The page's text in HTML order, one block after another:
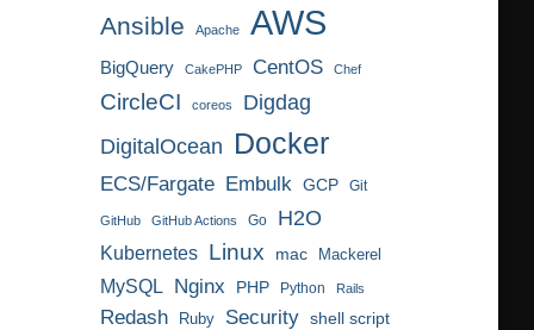
Ansible Apache AWS
BigQuery CakePHP CentOS Chef
CircleCI coreos
Digdag
DigitalOcean Docker
ECS/Fargate Embulk GCP Git
GitHub GitHub Actions Go H2O
Kubernetes Linux mac Mackerel
MySQL Nginx PHP Python Rails
Redash Ruby Security shell script